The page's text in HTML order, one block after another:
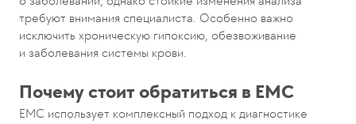
требуют внимания специалиста. Особенно важно
исключить хроническую гипоксию, обезвоживание
и заболевания системы крови.
Почему стоит обратиться в EMC
EMC использует комплексный подход к диагностике